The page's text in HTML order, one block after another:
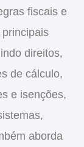
fiscais e
direitos,
de cálculo,
e isenções,
aborda